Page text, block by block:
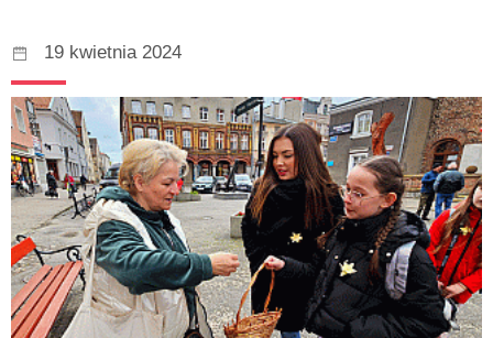
19 kwietnia 2024